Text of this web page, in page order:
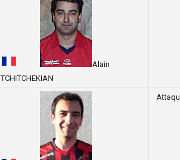
Alain
TCHITCHEKIAN